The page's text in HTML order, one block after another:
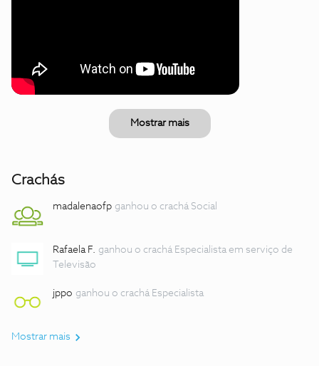
Mostrar mais
Crachás
madalenaofp ganhou o crachá Social
Rafaela F. ganhou o crachá Especialista em serviço de
Televisão
jppo ganhou o crachá Especialista
Mostrar mais